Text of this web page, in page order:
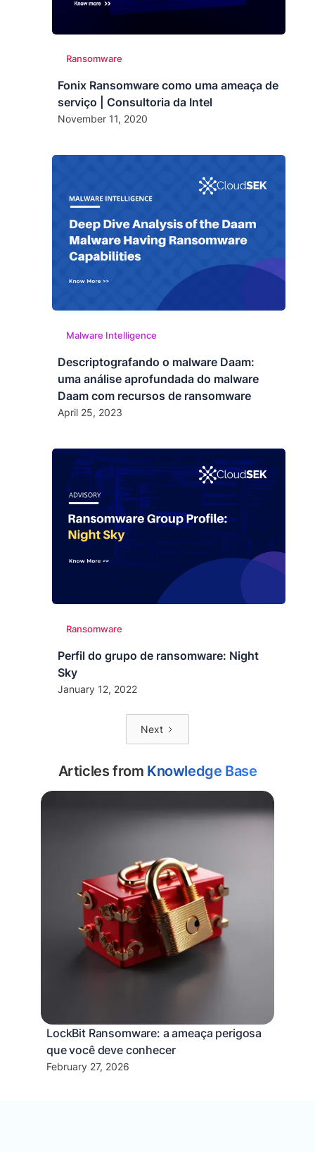
Ransomware
Fonix Ransomware como uma ameaça de
serviço | Consultoria da Intel
November 11, 2020
Malware Intelligence
Descriptografando o malware Daam:
uma análise aprofundada do malware
Daam com recursos de ransomware
April 25, 2023
Ransomware
Perfil do grupo de ransomware: Night
Sky
January 12, 2022
Next
Articles from Knowledge Base
LockBit Ransomware: a ameaça perigosa
que você deve conhecer
February 27, 2026